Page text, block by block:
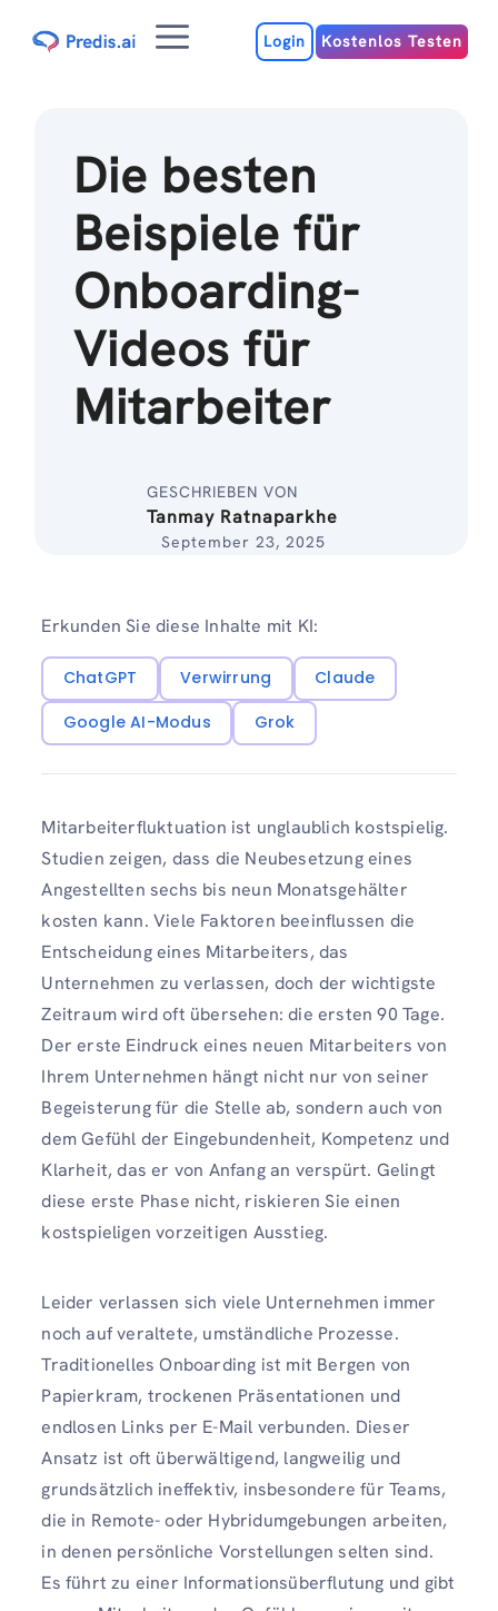
Inhalt
MenuLogin Kostenlos Testen
Die besten
Beispiele für
Onboarding-
Videos für
Mitarbeiter
GESCHRIEBEN VON
Tanmay Ratnaparkhe
September 23, 2025
Erkunden Sie diese Inhalte mit KI:
ChatGPT Verwirrung
Claude
Google AI-Modus
Grok
Mitarbeiterfluktuation ist unglaublich kostspielig.
Studien zeigen, dass die Neubesetzung eines
Angestellten sechs bis neun Monatsgehälter
kosten kann. Viele Faktoren beeinflussen die
Entscheidung eines Mitarbeiters, das
Unternehmen zu verlassen, doch der wichtigste
Zeitraum wird oft übersehen: die ersten 90 Tage.
Der erste Eindruck eines neuen Mitarbeiters von
Ihrem Unternehmen hängt nicht nur von seiner
Begeisterung für die Stelle ab, sondern auch von
dem Gefühl der Eingebundenheit, Kompetenz und
Klarheit, das er von Anfang an verspürt. Gelingt
diese erste Phase nicht, riskieren Sie einen
kostspieligen vorzeitigen Ausstieg.
Leider verlassen sich viele Unternehmen immer
noch auf veraltete, umständliche Prozesse.
Traditionelles Onboarding ist mit Bergen von
Papierkram, trockenen Präsentationen und
endlosen Links per E-Mail verbunden. Dieser
Ansatz ist oft überwältigend, langweilig und
grundsätzlich ineffektiv, insbesondere für Teams,
die in Remote- oder Hybridumgebungen arbeiten,
in denen persönliche Vorstellungen selten sind.
Es führt zu einer Informationsüberflutung und gibt